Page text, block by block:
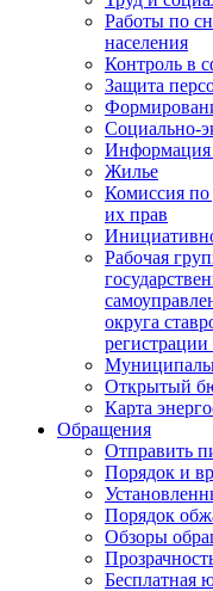
Работы по
населения
Контроль в
Защита
Социально-
Информация
Жилье
Комиссия по
их прав
Рабочая
округа
регистрации
Открытый
Карта
Обращения
Отправить
Порядок и
Порядок
Обзоры
Бесплатная